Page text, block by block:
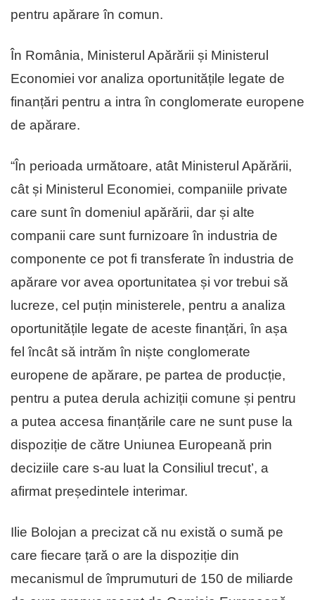
pentru apărare în comun.
În România, Ministerul Apărării și Ministerul
Economiei vor analiza oportunitățile legate de
finanțări pentru a intra în conglomerate europene
de apărare.
“În perioada următoare, atât Ministerul Apărării,
cât și Ministerul Economiei, companiile private
care sunt în domeniul apărării, dar și alte
companii care sunt furnizoare în industria de
componente ce pot fi transferate în industria de
apărare vor avea oportunitatea și vor trebui să
lucreze, cel puțin ministerele, pentru a analiza
oportunitățile legate de aceste finanțări, în așa
fel încât să intrăm în niște conglomerate
europene de apărare, pe partea de producție,
pentru a putea derula achiziții comune și pentru
a putea accesa finanțările care ne sunt puse la
dispoziție de către Uniunea Europeană prin
deciziile care s-au luat la Consiliul trecut’, a
afirmat președintele interimar.
Ilie Bolojan a precizat că nu există o sumă pe
care fiecare țară o are la dispoziție din
mecanismul de împrumuturi de 150 de miliarde